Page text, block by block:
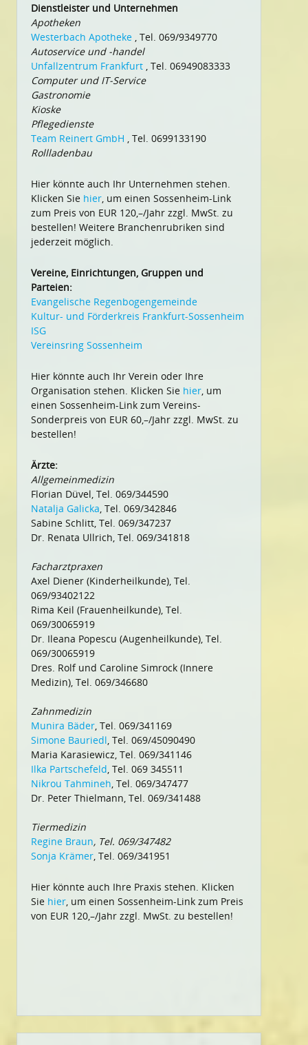
Dienstleister und Unternehmen
Apotheken
Westerbach Apotheke , Tel. 069/9349770
Autoservice und -handel
Unfallzentrum Frankfurt , Tel. 06949083333
Computer und IT-Service
Gastronomie
Kioske
Pflegedienste
Team Reinert GmbH , Tel. 0699133190
Rollladenbau
Hier könnte auch Ihr Unternehmen stehen.
Klicken Sie hier , um einen Sossenheim-Link
zum Preis von EUR 120,–/Jahr zzgl. MwSt. zu
bestellen! Weitere Branchenrubriken sind
jederzeit möglich.
Vereine, Einrichtungen, Gruppen und
Parteien:
Evangelische Regenbogengemeinde
Kultur- und Förderkreis Frankfurt-Sossenheim
ISG
Vereinsring Sossenheim
Hier könnte auch Ihr Verein oder Ihre
Organisation stehen. Klicken Sie hier , um
einen Sossenheim-Link zum Vereins-
Sonderpreis von EUR 60,–/Jahr zzgl. MwSt. zu
bestellen!
Ärzte:
Allgemeinmedizin
Florian Düvel, Tel. 069/344590
Natalja Galicka , Tel. 069/342846
Sabine Schlitt, Tel. 069/347237
Dr. Renata Ullrich, Tel. 069/341818
Facharztpraxen
Axel Diener (Kinderheilkunde), Tel.
069/93402122
Rima Keil (Frauenheilkunde), Tel.
069/30065919
Dr. Ileana Popescu (Augenheilkunde), Tel.
069/30065919
Dres. Rolf und Caroline Simrock (Innere
Medizin), Tel. 069/346680
Zahnmedizin
Munira Bäder , Tel. 069/341169
Simone Bauriedl , Tel. 069/45090490
Maria Karasiewicz, Tel. 069/341146
Ilka Partschefeld , Tel. 069 345511
Nikrou Tahmineh , Tel. 069/347477
Dr. Peter Thielmann, Tel. 069/341488
Tiermedizin
Regine Braun, Tel. 069/347482
Sonja Krämer , Tel. 069/341951
Hier könnte auch Ihre Praxis stehen. Klicken
Sie hier , um einen Sossenheim-Link zum Preis
von EUR 120,–/Jahr zzgl. MwSt. zu bestellen!